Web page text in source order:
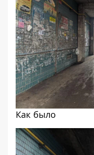
Как было